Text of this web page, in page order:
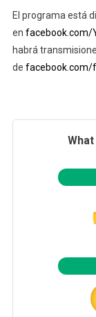
El programa está
en facebook.com/
habrá
de